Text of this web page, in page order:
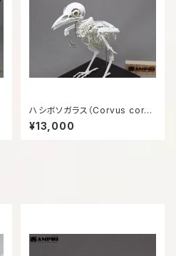
ハシボソガラス（Corvus coron
e）等倍全身骨格模型
¥13,000